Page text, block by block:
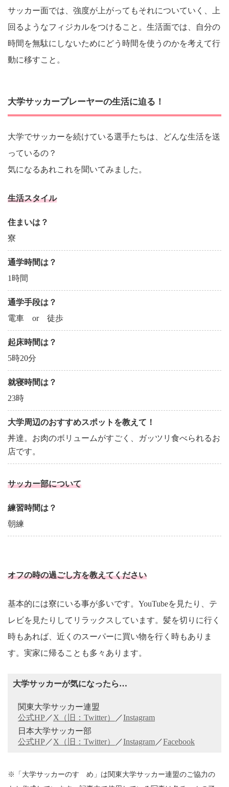
サッカー面では、強度が上がってもそれについていく、上
回るようなフィジカルをつけること。生活面では、自分の
時間を無駄にしないためにどう時間を使うのかを考えて行
動に移すこと。
大学サッカープレーヤーの生活に迫る！
大学でサッカーを続けている選手たちは、どんな生活を送
っているの？
気になるあれこれを聞いてみました。
生活スタイル
住まいは？
寮
通学時間は？
1時間
通学手段は？
電車 or 徒歩
起床時間は？
5時20分
就寝時間は？
23時
大学周辺のおすすめスポットを教えて！
丼達。お肉のボリュームがすごく、ガッツリ食べられるお
店です。
サッカー部について
練習時間は？
朝練
オフの時の過ごし方を教えてください
基本的には寮にいる事が多いです。YouTubeを見たり、テ
レビを見たりしてリラックスしています。髪を切りに行く
時もあれば、近くのスーパーに買い物を行く時もありま
す。実家に帰ることも多々あります。
大学サッカーが気になったら…
関東大学サッカー連盟
公式HP ／X（旧：Twitter） ／Instagram
日本大学サッカー部
公式HP ／X（旧：Twitter） ／Instagram ／Facebook
※「大学サッカーのすゝめ」は関東大学サッカー連盟のご協力の